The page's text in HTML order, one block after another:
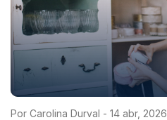
Por Carolina Durval - 14 abr, 2026